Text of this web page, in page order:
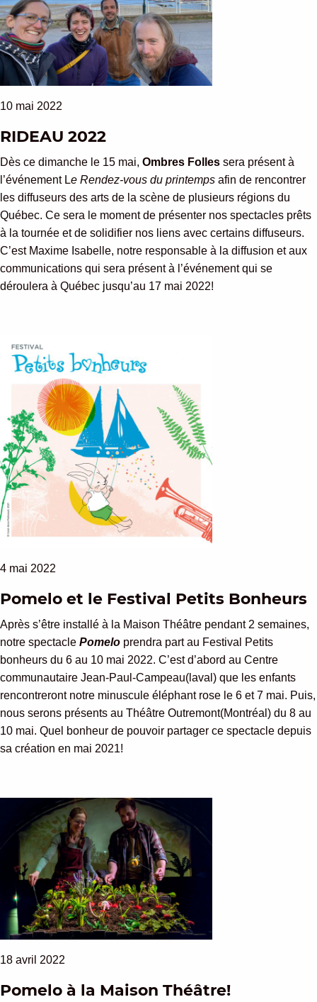
10 mai 2022
RIDEAU 2022
Dès ce dimanche le 15 mai, Ombres Folles sera présent à
l’événement Le Rendez-vous du printemps afin de rencontrer
les diffuseurs des arts de la scène de plusieurs régions du
Québec. Ce sera le moment de présenter nos spectacles prêts
à la tournée et de solidifier nos liens avec certains diffuseurs.
C’est Maxime Isabelle, notre responsable à la diffusion et aux
communications qui sera présent à l’événement qui se
déroulera à Québec jusqu’au 17 mai 2022!
4 mai 2022
Pomelo et le Festival Petits Bonheurs
Après s’être installé à la Maison Théâtre pendant 2 semaines,
notre spectacle Pomelo prendra part au Festival Petits
bonheurs du 6 au 10 mai 2022. C’est d’abord au Centre
communautaire Jean-Paul-Campeau(laval) que les enfants
rencontreront notre minuscule éléphant rose le 6 et 7 mai. Puis,
nous serons présents au Théâtre Outremont(Montréal) du 8 au
10 mai. Quel bonheur de pouvoir partager ce spectacle depuis
sa création en mai 2021!
18 avril 2022
Pomelo à la Maison Théâtre!